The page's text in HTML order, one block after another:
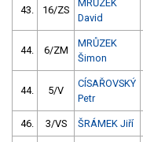
43. 16/ZS
MRŮZEK
David
44. 6/ZM
MRŮZEK
Šimon
44. 5/V
CÍSAŘOVSKÝ
Petr
46. 3/VS ŠRÁMEK Jiří